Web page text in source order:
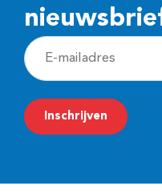
E
-
m
a
Inschrijven